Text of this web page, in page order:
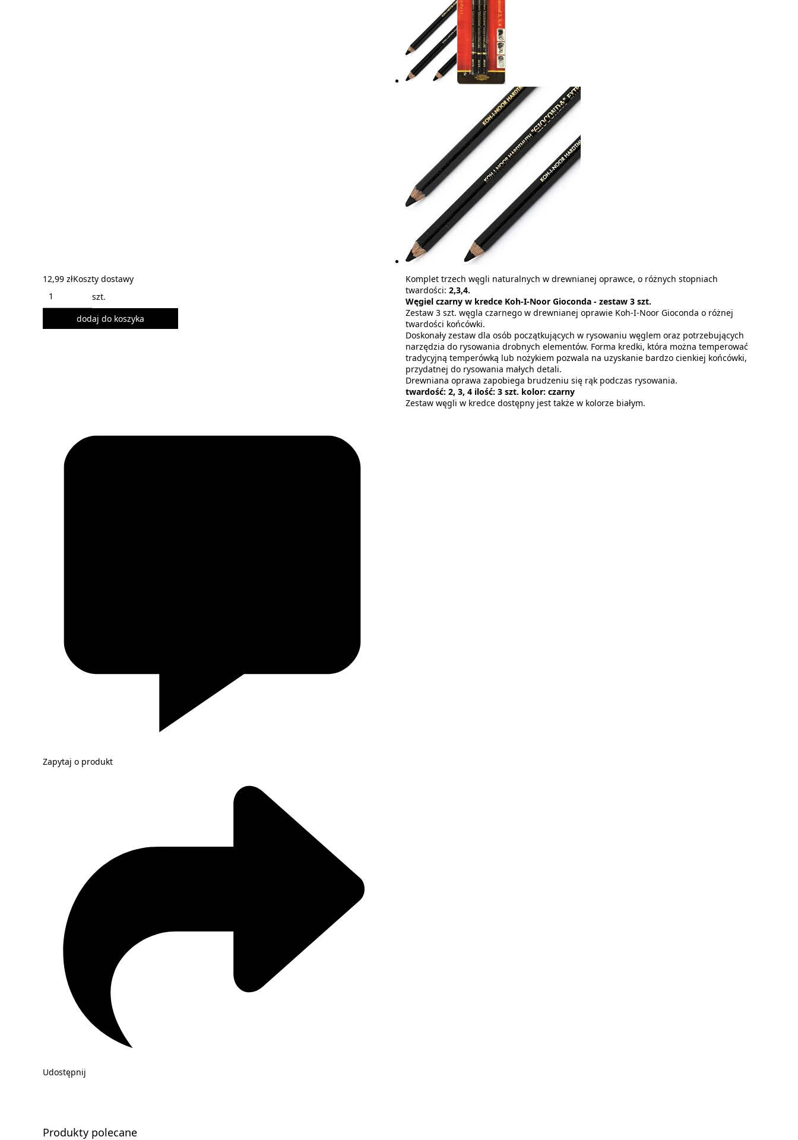
12,99 złKoszty dostawy
szt.
dodaj do koszyka
Komplet trzech węgli naturalnych w drewnianej oprawce, o różnych stopniach
twardości: 2,3,4.
Węgiel czarny w kredce Koh-I-Noor Gioconda - zestaw 3 szt.
Zestaw 3 szt. węgla czarnego w drewnianej oprawie Koh-I-Noor Gioconda o różnej
twardości końcówki.
Doskonały zestaw dla osób początkujących w rysowaniu węglem oraz potrzebujących
narzędzia do rysowania drobnych elementów. Forma kredki, która można temperować
tradycyjną temperówką lub nożykiem pozwala na uzyskanie bardzo cienkiej końcówki,
przydatnej do rysowania małych detali.
Drewniana oprawa zapobiega brudzeniu się rąk podczas rysowania.
twardość: 2, 3, 4 ilość: 3 szt. kolor: czarny
Zestaw węgli w kredce dostępny jest także w kolorze białym.
Zapytaj o produkt
Udostępnij
Produkty polecane